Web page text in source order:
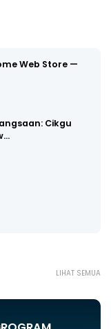
Web Store —
Cikgu
LIHAT SEMUA